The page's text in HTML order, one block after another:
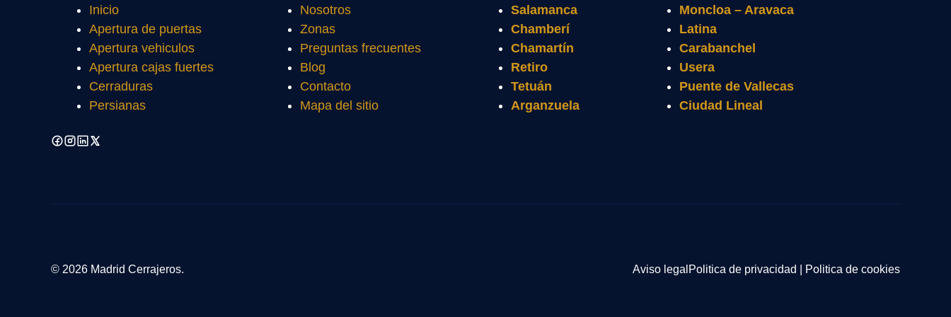
Inicio
Apertura de puertas
Apertura vehiculos
Apertura cajas fuertes
Cerraduras
Persianas
Nosotros
Zonas
Preguntas frecuentes
Blog
Contacto
Mapa del sitio
Salamanca
Chamberí
Chamartín
Retiro
Tetuán
Arganzuela
Moncloa – Aravaca
Latina
Carabanchel
Usera
Puente de Vallecas
Ciudad Lineal
© 2026 Madrid Cerrajeros. Aviso legal Politica de privacidad Politica de cookies